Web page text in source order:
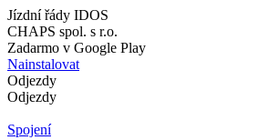
Jízdní řády IDOS
CHAPS spol. s r.o.
Zadarmo v Google Play
Nainstalovat
Odjezdy
Odjezdy
Spojení